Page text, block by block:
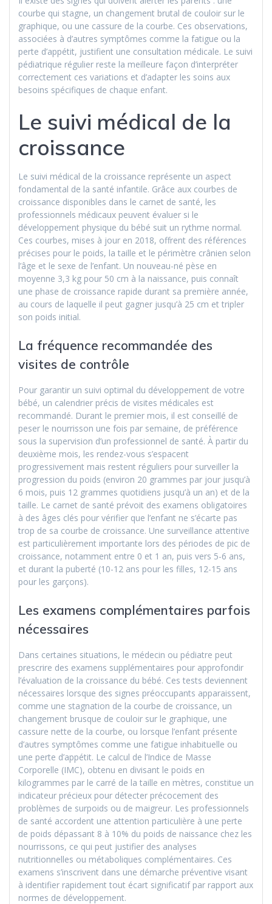
courbe qui stagne, un changement brutal de couloir sur le
graphique, ou une cassure de la courbe. Ces observations,
associées à d’autres symptômes comme la fatigue ou la
perte d’appétit, justifient une consultation médicale. Le suivi
pédiatrique régulier reste la meilleure façon d’interpréter
correctement ces variations et d’adapter les soins aux
besoins spécifiques de chaque enfant.
Le suivi médical de la
croissance
Le suivi médical de la croissance représente un aspect
fondamental de la santé infantile. Grâce aux courbes de
croissance disponibles dans le carnet de santé, les
professionnels médicaux peuvent évaluer si le
développement physique du bébé suit un rythme normal.
Ces courbes, mises à jour en 2018, offrent des références
précises pour le poids, la taille et le périmètre crânien selon
l’âge et le sexe de l’enfant. Un nouveau-né pèse en
moyenne 3,3 kg pour 50 cm à la naissance, puis connaît
une phase de croissance rapide durant sa première année,
au cours de laquelle il peut gagner jusqu’à 25 cm et tripler
son poids initial.
La fréquence recommandée des
visites de contrôle
Pour garantir un suivi optimal du développement de votre
bébé, un calendrier précis de visites médicales est
recommandé. Durant le premier mois, il est conseillé de
peser le nourrisson une fois par semaine, de préférence
sous la supervision d’un professionnel de santé. À partir du
deuxième mois, les rendez-vous s’espacent
progressivement mais restent réguliers pour surveiller la
progression du poids (environ 20 grammes par jour jusqu’à
6 mois, puis 12 grammes quotidiens jusqu’à un an) et de la
taille. Le carnet de santé prévoit des examens obligatoires
à des âges clés pour vérifier que l’enfant ne s’écarte pas
trop de sa courbe de croissance. Une surveillance attentive
est particulièrement importante lors des périodes de pic de
croissance, notamment entre 0 et 1 an, puis vers 5-6 ans,
et durant la puberté (10-12 ans pour les filles, 12-15 ans
pour les garçons).
Les examens complémentaires parfois
nécessaires
Dans certaines situations, le médecin ou pédiatre peut
prescrire des examens supplémentaires pour approfondir
l’évaluation de la croissance du bébé. Ces tests deviennent
nécessaires lorsque des signes préoccupants apparaissent,
comme une stagnation de la courbe de croissance, un
changement brusque de couloir sur le graphique, une
cassure nette de la courbe, ou lorsque l’enfant présente
d’autres symptômes comme une fatigue inhabituelle ou
une perte d’appétit. Le calcul de l’Indice de Masse
Corporelle (IMC), obtenu en divisant le poids en
kilogrammes par le carré de la taille en mètres, constitue un
indicateur précieux pour détecter précocement des
problèmes de surpoids ou de maigreur. Les professionnels
de santé accordent une attention particulière à une perte
de poids dépassant 8 à 10% du poids de naissance chez les
nourrissons, ce qui peut justifier des analyses
nutritionnelles ou métaboliques complémentaires. Ces
examens s’inscrivent dans une démarche préventive visant
à identifier rapidement tout écart significatif par rapport aux
normes de développement.